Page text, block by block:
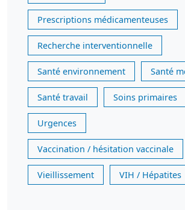
Prescriptions médicamenteuses
Recherche interventionnelle
Santé environnement Santé
Santé travail Soins primaires
Urgences
Vaccination / hésitation vaccinale
Vieillissement VIH / Hépatites